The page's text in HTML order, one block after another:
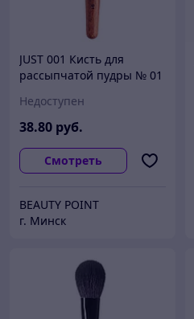
JUST 001 Кисть для
рассыпчатой пудры № 01
Недоступен
38.80 руб.
Смотреть
BEAUTY POINT
г. Минск